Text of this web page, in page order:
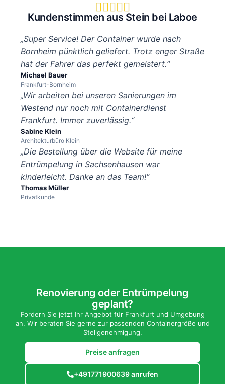
    
Kundenstimmen aus Stein bei Laboe
„Super Service! Der Container wurde nach
Bornheim pünktlich geliefert. Trotz enger Straße
hat der Fahrer das perfekt gemeistert.“
Michael Bauer
Frankfurt-Bornheim
„Wir arbeiten bei unseren Sanierungen im
Westend nur noch mit Containerdienst
Frankfurt. Immer zuverlässig.“
Sabine Klein
Architekturbüro Klein
„Die Bestellung über die Website für meine
Entrümpelung in Sachsenhausen war
kinderleicht. Danke an das Team!“
Thomas Müller
Privatkunde
Renovierung oder Entrümpelung
geplant?
Fordern Sie jetzt Ihr Angebot für Frankfurt und Umgebung
an. Wir beraten Sie gerne zur passenden Containergröße und
Stellgenehmigung.
Preise anfragen
+491771900639 anrufen